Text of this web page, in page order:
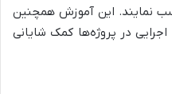
نمایند. این آموزش همچنین
در پروژه‌ها کمک شایانی